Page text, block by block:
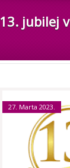
13. jubilej
27. Marta 2023.